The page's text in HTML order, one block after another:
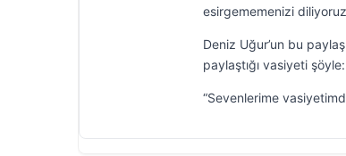
esirgememenizi
Deniz Uğur’un bu
paylaştığı vasiyeti şöyle:
“Sevenlerime